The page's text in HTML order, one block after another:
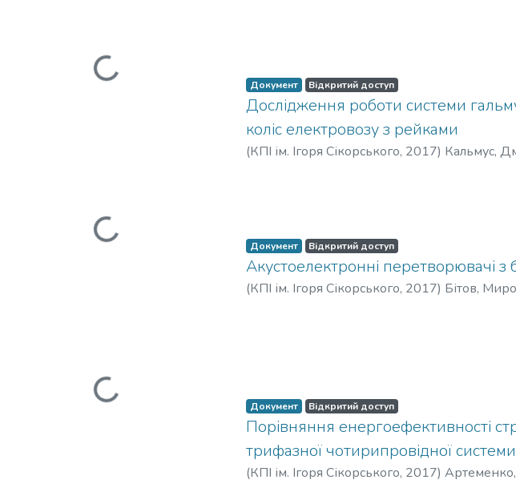
Вантажиться...
Вантажиться...
Документ Відкритий доступ
Дослідження роботи системи
коліс електровозу з рейками
(КПІ ім. Ігоря Сікорського, 2017) Кальмус,
Вантажиться...
Документ Відкритий доступ
Акустоелектронні перетворювачі
(КПІ ім. Ігоря Сікорського, 2017) Бітов,
Документ Відкритий доступ
Порівняння енергоефективності
трифазної чотирипровідної
(КПІ ім. Ігоря Сікорського, 2017)